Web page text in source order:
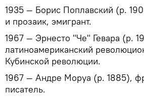
1935 — Борис Поплавский (р.
и прозаик, эмигрант.
1967 — Эрнесто "Че" Гевара (р.
латиноамериканский
Кубинской революции.
1967 — Андре Моруа (р. 1885),
писатель.